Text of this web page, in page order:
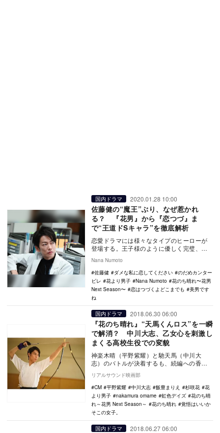
国内ドラマ 2020.01.28 10:00
佐藤健の“魔王”ぶり、なぜ惹かれ
る？ 『花男』から『恋つづ』ま
で“王道ドSキャラ”を徹底解析
恋愛ドラマには様々なタイプのヒーローが
登場する。王子様のように優しく完璧、自
てくれる、子犬…
Nana Numoto
佐藤健
ダメな私に恋してください
のだめカンター
ビレ
花より男子 Nana Numoto
花のち晴れ〜花男
Next Season〜
恋はつづくよどこまでも
美男です
ね
国内ドラマ 2018.06.30 06:00
『花のち晴れ』“天馬くんロス”を一瞬
で解消？ 中川大志、乙女心を刺激し
まくる高校生役での変貌
神楽木晴（平野紫耀）と馳天馬（中川大
志）のバトルが決着するも、続編への香り
漂うエンディングで幕を閉じた『花のち晴
れ〜花男 Nex…
リアルサウンド映画部
CM
平野紫耀 中川大志 飯豊まりえ 杉咲花
花
より男子
nakamura omame 虹色デイズ
花のち晴
れ～花男 Next Season～
花のち晴れ
覚悟はいいか
そこの女子。
国内ドラマ 2018.06.27 06:00